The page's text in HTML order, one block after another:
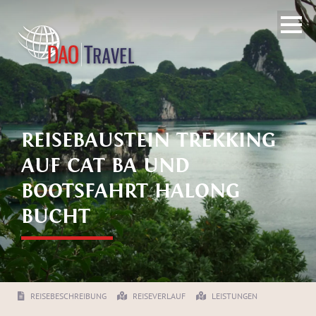
REISEBAUSTEIN TREKKING
AUF CAT BA UND
BOOTSFAHRT HALONG
BUCHT
REISEBESCHREIBUNG REISEVERLAUF LEISTUNGEN